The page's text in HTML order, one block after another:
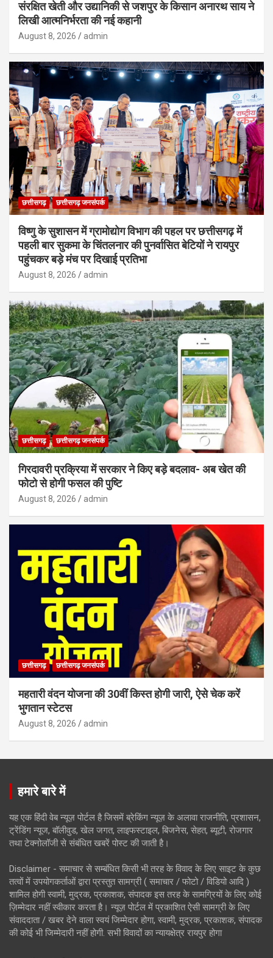
संरक्षित खेती और उद्यानिकी से जशपुर के किसान अनारथ साय ने
लिखी आत्मनिर्भरता की नई कहानी
August 8, 2026 admin
छत्तीसगढ़ छत्तीसगढ़ जनसंपर्क
विष्णु के सुशासन में ग्रामोद्योग विभाग की पहल पर छत्तीसगढ़ में
पहली बार सुकमा के चिंतलनार की पुनर्वासित बेटियों ने रायपुर
पहुंचकर बड़े मंच पर दिखाई प्रतिभा
August 8, 2026 admin
छत्तीसगढ़ छत्तीसगढ़ जनसंपर्क
गिरदावरी प्रक्रिया में सरकार ने किए बड़े बदलाव- अब खेत की
फोटो से होगी फसल की पुष्टि
August 8, 2026 admin
छत्तीसगढ़ छत्तीसगढ़ जनसंपर्क
महतारी वंदन योजना की 30वीं किस्त होगी जारी, ऐसे चेक करें
भुगतान स्टेटस
August 8, 2026 admin
हमारे बारे में
यह एक हिंदी वेब न्यूज़ पोर्टल है जिसमें ब्रेकिंग न्यूज़ के अलावा राजनीति, प्रशासन,
ट्रेंडिंग न्यूज, बॉलीवुड, खेल जगत, लाइफस्टाइल, बिजनेस, सेहत, ब्यूटी, रोजगार
तथा टेक्नोलॉजी से संबंधित खबरें पोस्ट की जाती है।
Disclaimer - समाचार से सम्बंधित किसी भी तरह के विवाद के लिए साइट के कुछ
तत्वों में उपयोगकर्ताओं द्वारा प्रस्तुत सामग्री ( समाचार / फोटो / विडियो आदि )
शामिल होगी स्वामी, मुद्रक, प्रकाशक, संपादक इस तरह के सामग्रियों के लिए कोई
ज़िम्मेदार नहीं स्वीकार करता है। न्यूज़ पोर्टल में प्रकाशित ऐसी सामग्री के लिए
संवाददाता / खबर देने वाला स्वयं जिम्मेदार होगा, स्वामी, मुद्रक, प्रकाशक, संपादक
की कोई भी जिम्मेदारी नहीं होगी. सभी विवादों का न्यायक्षेत्र रायपुर होगा